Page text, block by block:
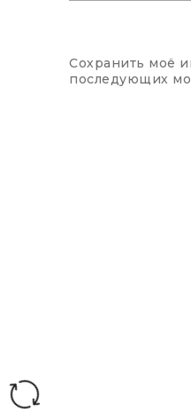
Сохранить моё
последующих